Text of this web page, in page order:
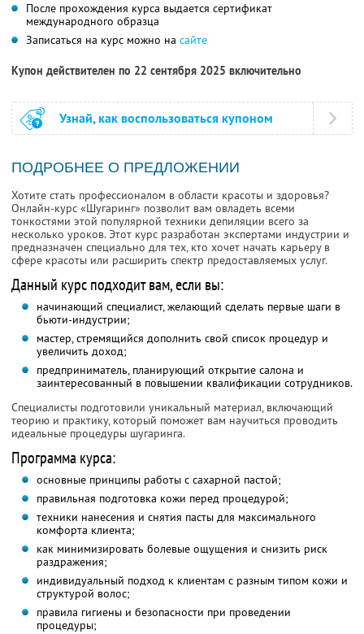
После прохождения курса выдается сертификат
международного образца
Записаться на курс можно на сайте
Купон действителен по 22 сентября 2025 включительно
Узнай, как воспользоваться купоном
ПОДРОБНЕЕ О ПРЕДЛОЖЕНИИ
Хотите стать профессионалом в области красоты и здоровья?
Онлайн-курс «Шугаринг» позволит вам овладеть всеми
тонкостями этой популярной техники депиляции всего за
несколько уроков. Этот курс разработан экспертами индустрии и
предназначен специально для тех, кто хочет начать карьеру в
сфере красоты или расширить спектр предоставляемых услуг.
Данный курс подходит вам, если вы:
начинающий специалист, желающий сделать первые шаги в
бьюти-индустрии;
мастер, стремящийся дополнить свой список процедур и
увеличить доход;
предприниматель, планирующий открытие салона и
заинтересованный в повышении квалификации сотрудников.
Специалисты подготовили уникальный материал, включающий
теорию и практику, который поможет вам научиться проводить
идеальные процедуры шугаринга.
Программа курса:
основные принципы работы с сахарной пастой;
правильная подготовка кожи перед процедурой;
техники нанесения и снятия пасты для максимального
комфорта клиента;
как минимизировать болевые ощущения и снизить риск
раздражения;
индивидуальный подход к клиентам с разным типом кожи и
структурой волос;
правила гигиены и безопасности при проведении
процедуры;